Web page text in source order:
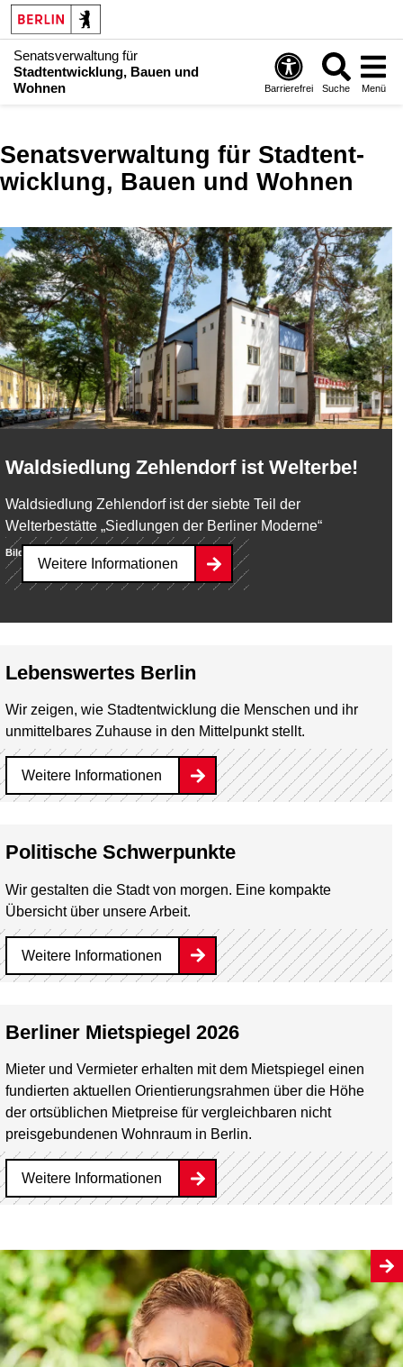
Senatsverwaltung für
Stadtentwicklung, Bauen und
Wohnen
Barrierefrei Suche Menü
Senatsverwaltung für Stadt­ent­
wicklung, Bauen und Wohnen
Waldsiedlung Zehlendorf ist Welterbe!
Waldsiedlung Zehlendorf ist der siebte Teil der
Welterbestätte „Siedlungen der Berliner Moderne“
Weitere Informationen
Bild:
Lebenswertes Berlin
Wir zeigen, wie Stadtentwicklung die Menschen und ihr
unmittelbares Zuhause in den Mittelpunkt stellt.
Weitere Informationen
Politische Schwerpunkte
Wir gestalten die Stadt von morgen. Eine kompakte
Übersicht über unsere Arbeit.
Weitere Informationen
Berliner Mietspiegel 2026
Mieter und Vermieter erhalten mit dem Mietspiegel einen
fundierten aktuellen Orientierungsrahmen über die Höhe
der ortsüblichen Mietpreise für vergleichbaren nicht
preisgebundenen Wohnraum in Berlin.
Weitere Informationen